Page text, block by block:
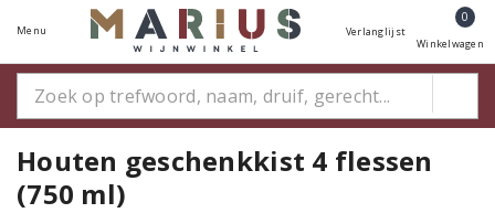
Menu Verlanglijst
0
Winkelwagen
Houten geschenkkist 4 flessen
(750 ml)